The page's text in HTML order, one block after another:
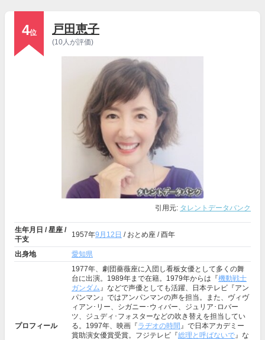
4位 戸田恵子
(10人が評価)
引用元: タレントデータバンク
生年月日 / 星座 /
干支
1957年9月12日 / おとめ座 / 酉年
出身地 愛知県
プロフィール
1977年、劇団薔薇座に入団し看板女優として多くの舞
台に出演。1989年まで在籍。1979年からは『機動戦士
ガンダム』などで声優としても活躍、日本テレビ『アン
パンマン』ではアンパンマンの声を担当。また、ヴィヴ
ィアン･リー、シガニー･ウィバー、ジュリア･ロバー
ツ、ジュディ･フォスターなどの吹き替えを担当してい
る。1997年、映画『ラヂオの時間 』で日本アカデミー
賞助演女優賞受賞。フジテレビ『総理と呼ばないで』な